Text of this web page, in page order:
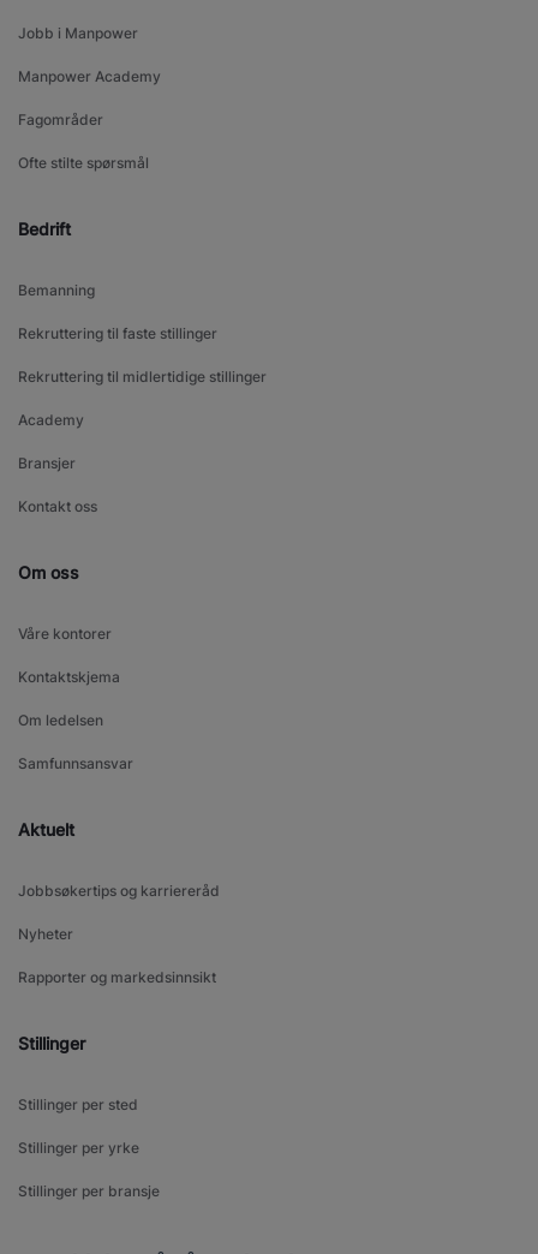
Jobb i Manpower
Manpower Academy
Fagområder
Ofte stilte spørsmål
Bedrift
Bemanning
Rekruttering til faste stillinger
Rekruttering til midlertidige stillinger
Academy
Bransjer
Kontakt oss
Om oss
Våre kontorer
Kontaktskjema
Om ledelsen
Samfunnsansvar
Aktuelt
Jobbsøkertips og karriereråd
Nyheter
Rapporter og markedsinnsikt
Stillinger
Stillinger per sted
Stillinger per yrke
Stillinger per bransje